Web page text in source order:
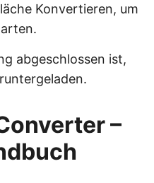
Konvertieren, um
abgeschlossen ist,
–